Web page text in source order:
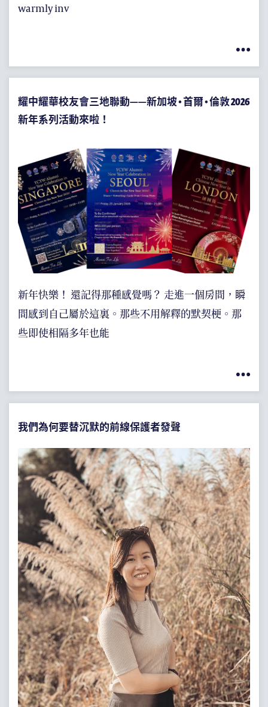
warmly inv
耀中耀華校友會三地聯動——新加坡 • 首爾 • 倫敦 2026
新年系列活動來啦！
新年快樂！ 還記得那種感覺嗎？ 走進一個房間，瞬
間感到自己屬於這裏。那些不用解釋的默契梗。那
些即使相隔多年也能
我們為何要替沉默的前線保護者發聲